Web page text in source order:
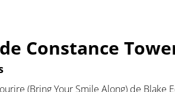
Constance
(Bring Your Smile Along) de Blake